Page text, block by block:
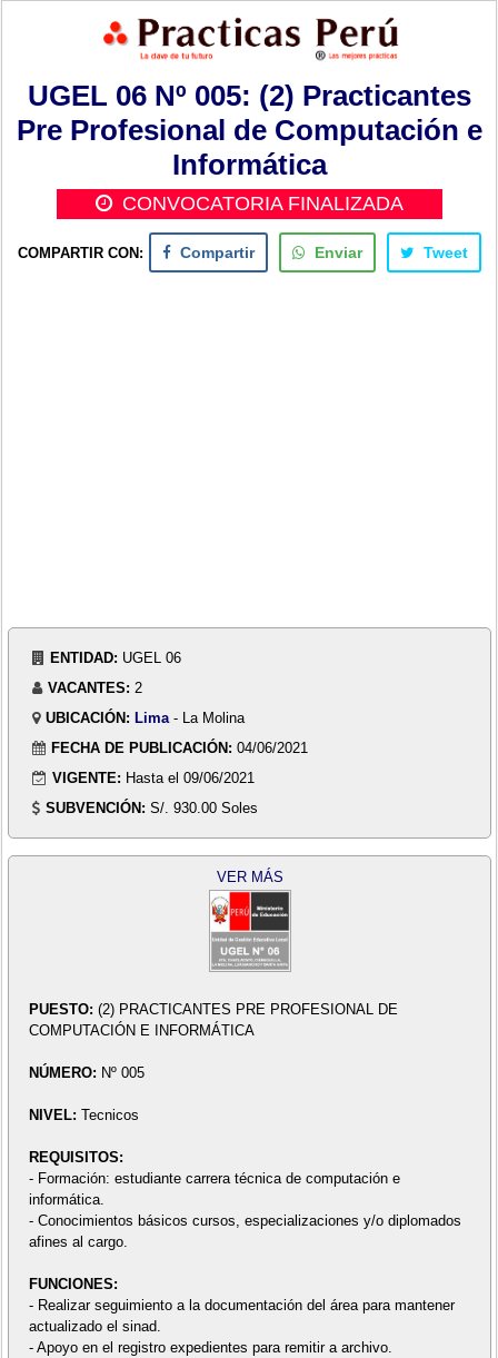
UGEL 06 Nº 005: (2) Practicantes
Pre Profesional de Computación e
Informática
CONVOCATORIA FINALIZADA
COMPARTIR CON: Compartir Enviar Tweet
ENTIDAD: UGEL 06
VACANTES: 2
UBICACIÓN: Lima - La Molina
FECHA DE PUBLICACIÓN: 04/06/2021
VIGENTE: Hasta el 09/06/2021
SUBVENCIÓN: S/. 930.00 Soles
VER MÁS
PUESTO: (2) PRACTICANTES PRE PROFESIONAL DE
COMPUTACIÓN E INFORMÁTICA
NÚMERO: Nº 005
NIVEL: Tecnicos
REQUISITOS:
- Formación: estudiante carrera técnica de computación e
informática.
- Conocimientos básicos cursos, especializaciones y/o diplomados
afines al cargo.
FUNCIONES:
- Realizar seguimiento a la documentación del área para mantener
actualizado el sinad.
- Apoyo en el registro expedientes para remitir a archivo.